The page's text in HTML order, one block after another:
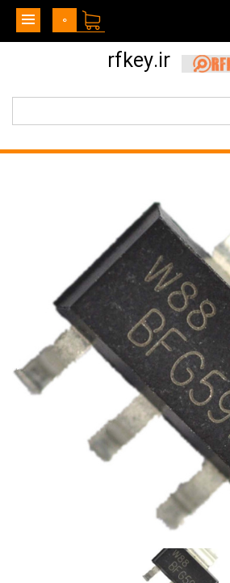
0
rfkey.ir